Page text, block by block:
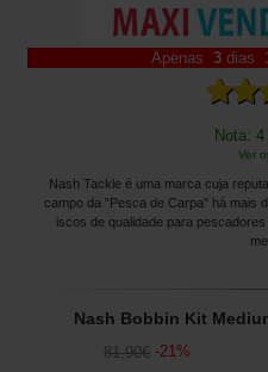
Apenas 3 dias
Nota:
Ver
Nash Tackle é uma marca cuja
campo da "Pesca de Carpa" há mais
iscos de qualidade para
Nash Bobbin Kit
81,90€ -21%